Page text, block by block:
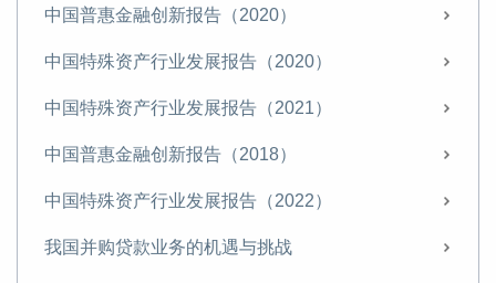
中国普惠金融创新报告（2020）
中国特殊资产行业发展报告（2020）
中国特殊资产行业发展报告（2021）
中国普惠金融创新报告（2018）
中国特殊资产行业发展报告（2022）
我国并购贷款业务的机遇与挑战